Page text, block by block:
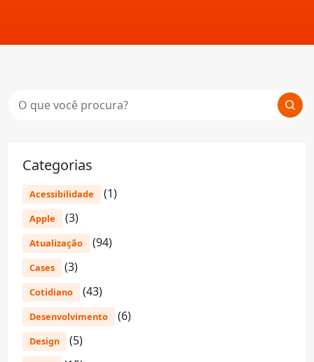
Categorias
Acessibilidade (1)
Apple (3)
Atualização (94)
Cases (3)
Cotidiano (43)
Desenvolvimento (6)
Design (5)